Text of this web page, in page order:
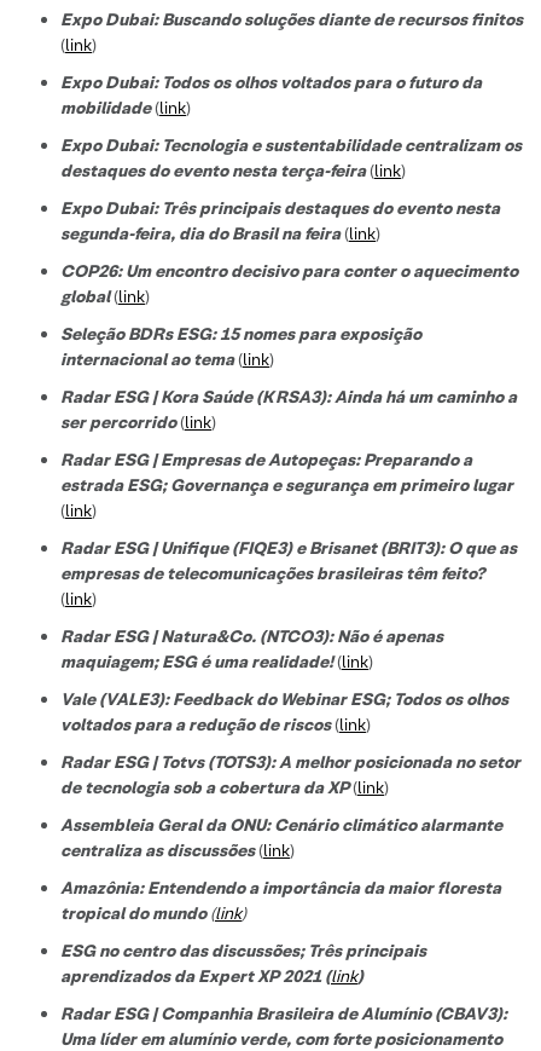
Expo Dubai: Buscando soluções diante de recursos finitos
(link)
Expo Dubai: Todos os olhos voltados para o futuro da
mobilidade(link)
Expo Dubai: Tecnologia e sustentabilidade centralizam os
destaques do evento nesta terça-feira(link)
Expo Dubai: Três principais destaques do evento nesta
segunda-feira, dia do Brasil na feira(link)
COP26: Um encontro decisivo para conter o aquecimento
global(link)
Seleção BDRs ESG​: 15 nomes para exposição
internacional ao tema(link)
Radar ESG | Kora Saúde (KRSA3): Ainda há um caminho a
ser percorrido(link)
Radar ESG | Empresas de Autopeças: Preparando a
estrada ESG; Governança e segurança em primeiro lugar
(link)
Radar ESG | Unifique (FIQE3) e Brisanet (BRIT3): O que as
empresas de telecomunicações brasileiras têm feito?
(link)
Radar ESG | Natura&Co. (NTCO3): Não é apenas
maquiagem; ESG é uma realidade!(link)
Vale (VALE3): Feedback do Webinar ESG; Todos os olhos
voltados para a redução de riscos(link)
Radar ESG | Totvs (TOTS3): A melhor posicionada no setor
de tecnologia sob a cobertura da XP(link)
Assembleia Geral da ONU: Cenário climático alarmante
centraliza as discussões(link)
Amazônia: Entendendo a importância da maior floresta
tropical do mundo (link)
ESG no centro das discussões; Três principais
aprendizados da Expert XP 2021 (link)
Radar ESG | Companhia Brasileira de Alumínio (CBAV3):
Uma líder em alumínio verde, com forte posicionamento